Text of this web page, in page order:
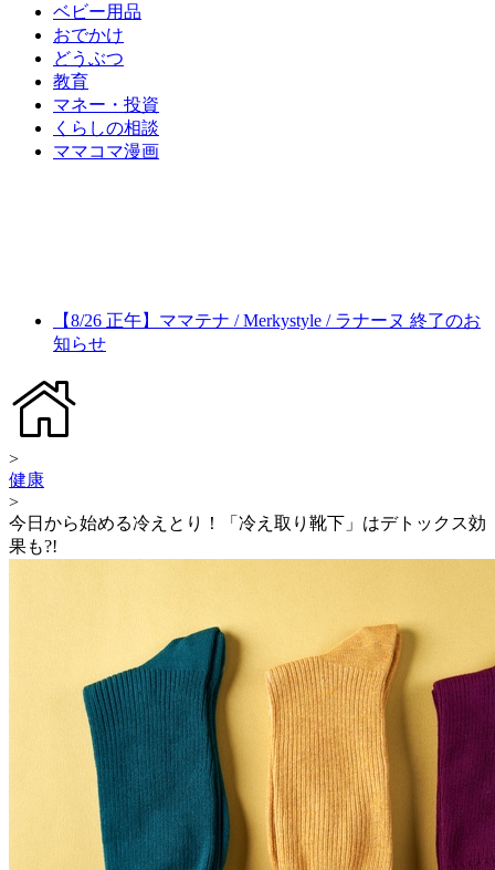
ベビー用品
おでかけ
どうぶつ
教育
マネー・投資
くらしの相談
ママコマ漫画
【8/26 正午】ママテナ / Merkystyle / ラナーヌ 終了のお
知らせ
>
健康
>
今日から始める冷えとり！「冷え取り靴下」はデトックス効
果も?!